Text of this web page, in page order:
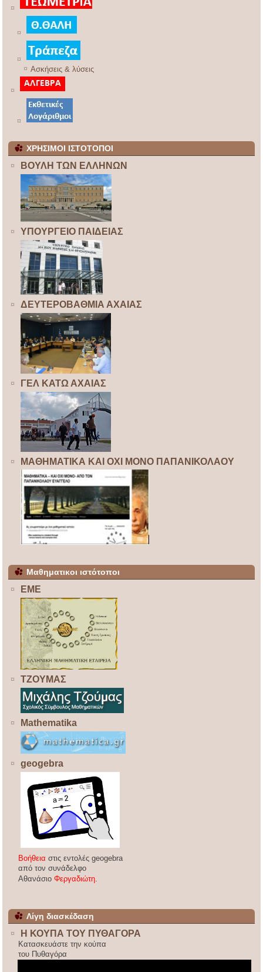
Ασκήσεις & λύσεις
ΧΡΗΣΙΜΟΙ ΙΣΤΟΤΟΠΟΙ
ΒΟΥΛΗ ΤΩΝ ΕΛΛΗΝΩΝ
ΥΠΟΥΡΓΕΙΟ ΠΑΙΔΕΙΑΣ
ΔΕΥΤΕΡΟΒΑΘΜΙΑ ΑΧΑΙΑΣ
ΓΕΛ ΚΑΤΩ ΑΧΑΙΑΣ
ΜΑΘΗΜΑΤΙΚΑ ΚΑΙ ΟΧΙ ΜΟΝΟ ΠΑΠΑΝΙΚΟΛΑΟΥ
Μαθηματικοι ιστότοποι
ΕΜΕ
ΤΖΟΥΜΑΣ
Mathematika
geogebra
Βοήθειαστις εντολές geogebra
από τον συνάδελφο
ΑθανάσιοΦεργαδιώτη.
Λίγη διασκέδαση
Η ΚΟΥΠΑ ΤΟΥ ΠΥΘΑΓΟΡΑ
Κατασκευάστε την κούπα
του Πυθαγόρα